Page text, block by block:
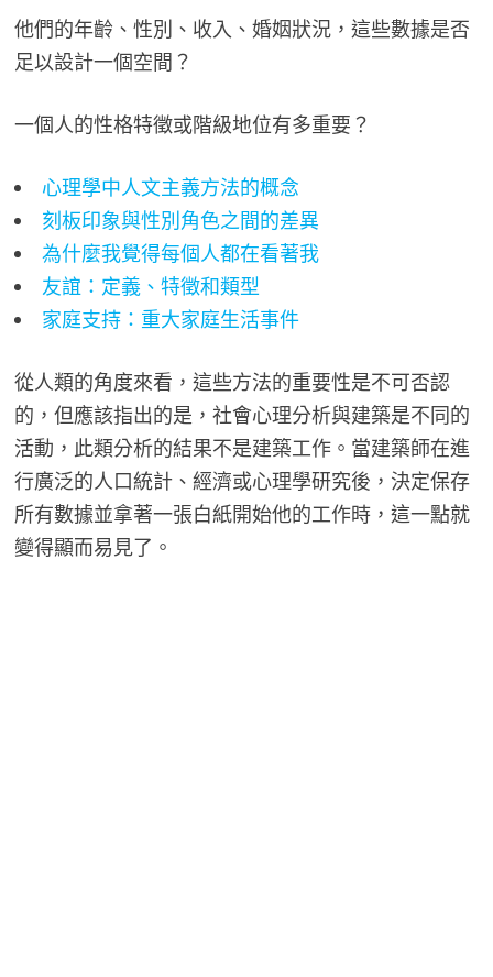
他們的年齡、性別、收入、婚姻狀況，這些數據是否
足以設計一個空間？
一個人的性格特徵或階級地位有多重要？
心理學中人文主義方法的概念
刻板印象與性別角色之間的差異
為什麼我覺得每個人都在看著我
友誼：定義、特徵和類型
家庭支持：重大家庭生活事件
從人類的角度來看，這些方法的重要性是不可否認
的，但應該指出的是，社會心理分析與建築是不同的
活動，此類分析的結果不是建築工作。當建築師在進
行廣泛的人口統計、經濟或心理學研究後，決定保存
所有數據並拿著一張白紙開始他的工作時，這一點就
變得顯而易見了。